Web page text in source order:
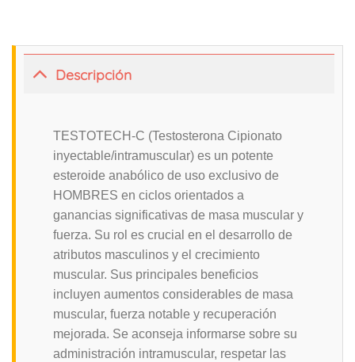
Descripción
TESTOTECH-C (Testosterona Cipionato
inyectable/intramuscular) es un potente
esteroide anabólico de uso exclusivo de
HOMBRES en ciclos orientados a
ganancias significativas de masa muscular y
fuerza. Su rol es crucial en el desarrollo de
atributos masculinos y el crecimiento
muscular. Sus principales beneficios
incluyen aumentos considerables de masa
muscular, fuerza notable y recuperación
mejorada. Se aconseja informarse sobre su
administración intramuscular, respetar las